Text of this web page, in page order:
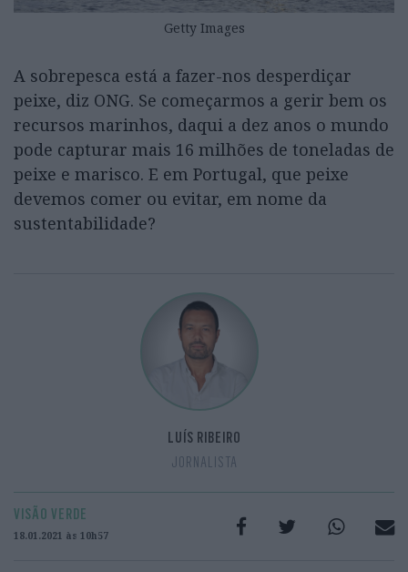
Getty Images
A sobrepesca está a fazer-nos desperdiçar
peixe, diz ONG. Se começarmos a gerir bem os
recursos marinhos, daqui a dez anos o mundo
pode capturar mais 16 milhões de toneladas de
peixe e marisco. E em Portugal, que peixe
devemos comer ou evitar, em nome da
sustentabilidade?
LUÍS RIBEIRO
JORNALISTA
VISÃO VERDE
18.01.2021 às 10h57